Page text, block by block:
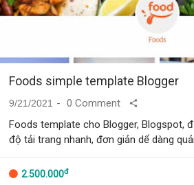
Foods simple template Blogger
9/21/2021
0 Comment
Foods template cho Blogger, Blogspot,
độ tải trang nhanh, đơn giản dể dàng
thân thiện di động, thân …
2.500.000đ